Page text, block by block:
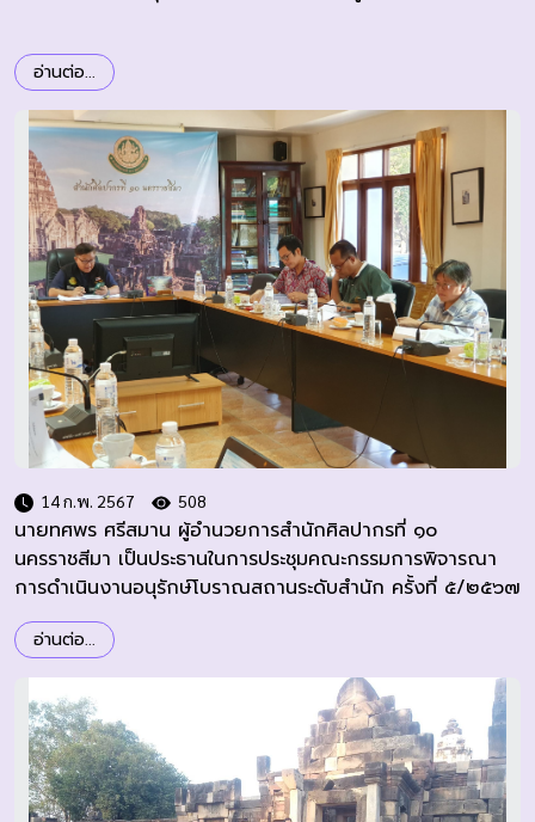
อ่านต่อ...
14 ก.พ. 2567 508
นายทศพร ศรีสมาน ผู้อำนวยการสำนักศิลปากรที่ ๑๐
นครราชสีมา เป็นประธานในการประชุมคณะกรรมการพิจารณา
การดำเนินงานอนุรักษ์โบราณสถานระดับสำนัก ครั้งที่ ๕/๒๕๖๗
อ่านต่อ...